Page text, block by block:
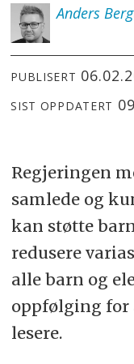
Anders
PUBLISERT
SIST OPPDATERT
Regjeringen
samlede og
kan støtte
redusere
alle barn og
oppfølging for
lesere.